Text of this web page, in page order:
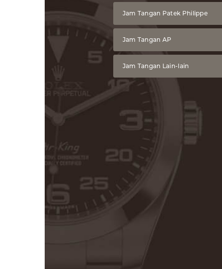
Jam Tangan Patek Philippe
Jam Tangan AP
Jam Tangan Lain-lain